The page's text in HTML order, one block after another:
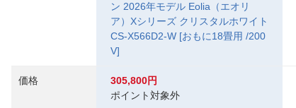
価格
ン 2026年モデル Eolia（エオリ
ア）Xシリーズ クリスタルホワイト
CS-X566D2-W [おもに18畳用 /200
V]
305,800円
ポイント対象外